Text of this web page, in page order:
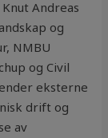
Andreas
og
NMBU
og Civil
eksterne
drift og
av